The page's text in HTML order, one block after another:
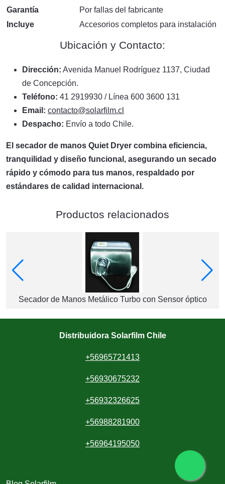
Garantía
Por fallas del fabricante
Incluye
Accesorios completos para instalación
Ubicación y Contacto:
Dirección: Avenida Manuel Rodríguez 1137, Ciudad
de Concepción.
Teléfono: 41 2919930 / Línea 600 3600 131
Email: contacto@solarfilm.cl
Despacho: Envío a todo Chile.
El secador de manos Quiet Dryer combina eficiencia,
tranquilidad y diseño funcional, asegurando un secado
rápido y cómodo para tus manos, respaldado por
estándares de calidad internacional.
Productos relacionados
Secador de Manos Metálico Turbo con Sensor óptico
Distribuidora Solarfilm Chile
+56965721413
+56930675232
+56932326625
+56988281900
+56964195050